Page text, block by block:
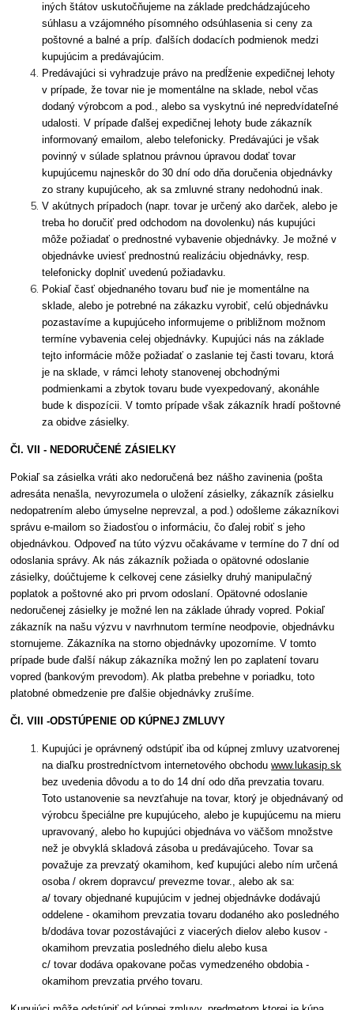
iných štátov uskutočňujeme na základe predchádzajúceho
súhlasu a vzájomného písomného odsúhlasenia si ceny za
poštovné a balné a príp. ďalších dodacích podmienok medzi
kupujúcim a predávajúcim.
Predávajúci si vyhradzuje právo na predĺženie expedičnej lehoty
v prípade, že tovar nie je momentálne na sklade, nebol včas
dodaný výrobcom a pod., alebo sa vyskytnú iné nepredvídateľné
udalosti. V prípade ďalšej expedičnej lehoty bude zákazník
informovaný emailom, alebo telefonicky. Predávajúci je však
povinný v súlade splatnou právnou úpravou dodať tovar
kupujúcemu najneskôr do 30 dní odo dňa doručenia objednávky
zo strany kupujúceho, ak sa zmluvné strany nedohodnú inak.
V akútnych prípadoch (napr. tovar je určený ako darček, alebo je
treba ho doručiť pred odchodom na dovolenku) nás kupujúci
môže požiadať o prednostné vybavenie objednávky. Je možné v
objednávke uviesť prednostnú realizáciu objednávky, resp.
telefonicky doplniť uvedenú požiadavku.
Pokiaľ časť objednaného tovaru buď nie je momentálne na
sklade, alebo je potrebné na zákazku vyrobiť, celú objednávku
pozastavíme a kupujúceho informujeme o približnom možnom
termíne vybavenia celej objednávky. Kupujúci nás na základe
tejto informácie môže požiadať o zaslanie tej časti tovaru, ktorá
je na sklade, v rámci lehoty stanovenej obchodnými
podmienkami a zbytok tovaru bude vyexpedovaný, akonáhle
bude k dispozícii. V tomto prípade však zákazník hradí poštovné
za obidve zásielky.
Čl. VII - NEDORUČENÉ ZÁSIELKY
Pokiaľ sa zásielka vráti ako nedoručená bez nášho zavinenia (pošta
adresáta nenašla, nevyrozumela o uložení zásielky, zákazník zásielku
nedopatrením alebo úmyselne neprevzal, a pod.) odošleme zákazníkovi
správu e-mailom so žiadosťou o informáciu, čo ďalej robiť s jeho
objednávkou. Odpoveď na túto výzvu očakávame v termíne do 7 dní od
odoslania správy. Ak nás zákazník požiada o opätovné odoslanie
zásielky, doúčtujeme k celkovej cene zásielky druhý manipulačný
poplatok a poštovné ako pri prvom odoslaní. Opätovné odoslanie
nedoručenej zásielky je možné len na základe úhrady vopred. Pokiaľ
zákazník na našu výzvu v navrhnutom termíne neodpovie, objednávku
stornujeme. Zákazníka na storno objednávky upozorníme. V tomto
prípade bude ďalší nákup zákazníka možný len po zaplatení tovaru
vopred (bankovým prevodom). Ak platba prebehne v poriadku, toto
platobné obmedzenie pre ďalšie objednávky zrušíme.
Čl. VIII -ODSTÚPENIE OD KÚPNEJ ZMLUVY
Kupujúci je oprávnený odstúpiť iba od kúpnej zmluvy uzatvorenej
na diaľku prostredníctvom internetového obchoduwww.lukasip.sk
bez uvedenia dôvodu a to do 14 dní odo dňa prevzatia tovaru.
Toto ustanovenie sa nevzťahuje na tovar, ktorý je objednávaný od
výrobcu špeciálne pre kupujúceho, alebo je kupujúcemu na mieru
upravovaný, alebo ho kupujúci objednáva vo väčšom množstve
než je obvyklá skladová zásoba u predávajúceho. Tovar sa
považuje za prevzatý okamihom, keď kupujúci alebo ním určená
osoba / okrem dopravcu/ prevezme tovar., alebo ak sa:
a/ tovary objednané kupujúcim v jednej objednávke dodávajú
oddelene - okamihom prevzatia tovaru dodaného ako posledného
b/dodáva tovar pozostávajúci z viacerých dielov alebo kusov -
okamihom prevzatia posledného dielu alebo kusa
c/ tovar dodáva opakovane počas vymedzeného obdobia -
okamihom prevzatia prvého tovaru.